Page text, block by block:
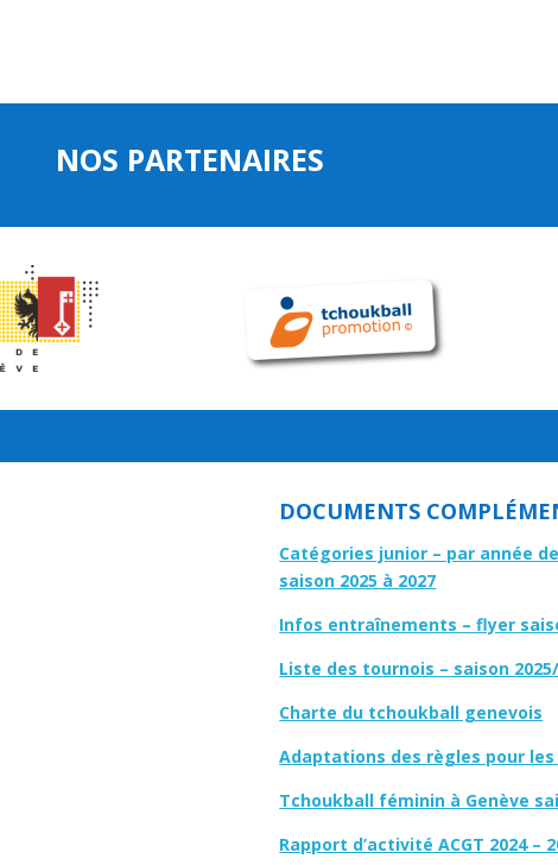
NOS PARTENAIRES
DOCUMENTS
Catégories junior – par année
saison 2025 à 2027
Infos entraînements – flyer
Liste des tournois – saison
Charte du tchoukball genevois
Adaptations des règles pour
Tchoukball féminin à Genève
Rapport d’activité ACGT 2024 –